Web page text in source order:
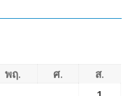
พฤ. ศ.
ส.